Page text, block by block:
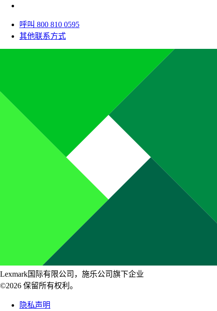
呼叫 800 810 0595
其他联系方式
Lexmark国际有限公司，施乐公司旗下企业
©2026 保留所有权利。
隐私声明